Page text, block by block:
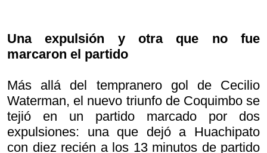
Una expulsión y otra que no fue
marcaron el partido
Más allá del tempranero gol de Cecilio
Waterman, el nuevo triunfo de Coquimbo se
tejió en un partido marcado por dos
expulsiones: una que dejó a Huachipato
con diez recién a los 13 minutos de partido